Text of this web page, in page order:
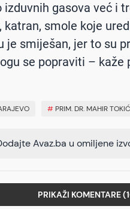
gasova već i
katran, smole koje
je smiješan, jer to su
se popraviti – kaže
# PRIM. DR. MAHIR TOKIĆ
Avaz.ba u omiljene
PRIKAŽI KOMENTARE